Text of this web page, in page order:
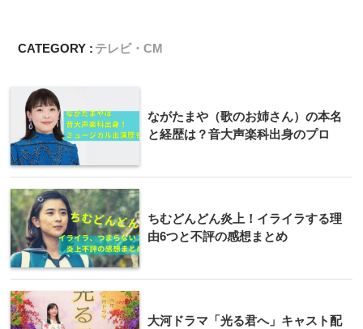
CATEGORY : テレビ・CM
ながたまや（歌のお姉さん）の本名
と経歴は？音大声楽科出身のプロ
ちむどんどん炎上！イライラする理
由6つと不評の感想まとめ
大河ドラマ「光る君へ」キャスト配